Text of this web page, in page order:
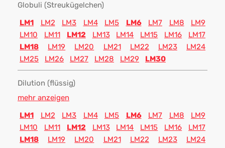
Globuli (Streukügelchen)
LM1
LM2 LM3 LM4 LM5 LM6 LM7 LM8
LM9
LM10
LM11 LM12 LM13 LM14 LM15 LM16
LM17
LM18
LM19 LM20 LM21 LM22 LM23
LM24
LM25
LM26 LM27 LM28 LM29 LM30
Dilution (flüssig)
mehr anzeigen
LM1
LM2 LM3 LM4 LM5 LM6 LM7 LM8
LM9
LM10
LM11 LM12 LM13 LM14 LM15 LM16
LM17
LM18
LM19 LM20 LM21 LM22 LM23
LM24